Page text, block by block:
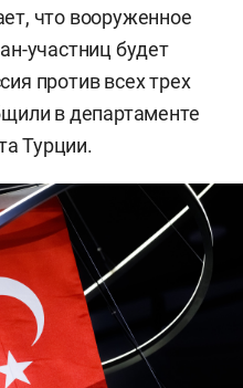
что вооруженное
участниц будет
против всех трех
в департаменте
Турции.